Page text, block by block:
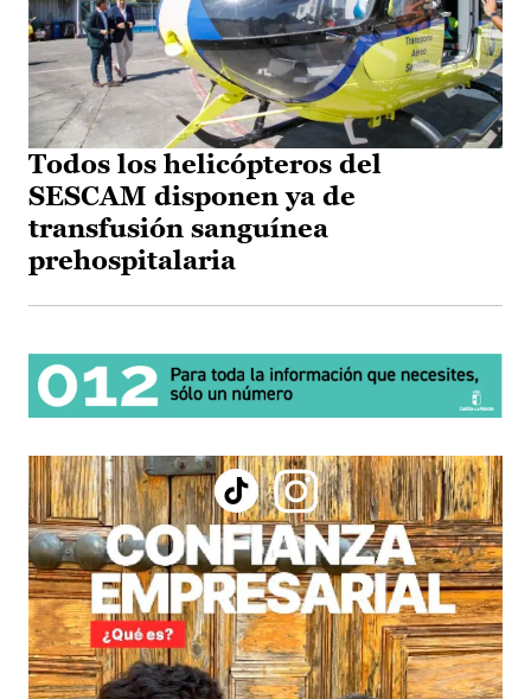
Todos los helicópteros del
SESCAM disponen ya de
transfusión sanguínea
prehospitalaria